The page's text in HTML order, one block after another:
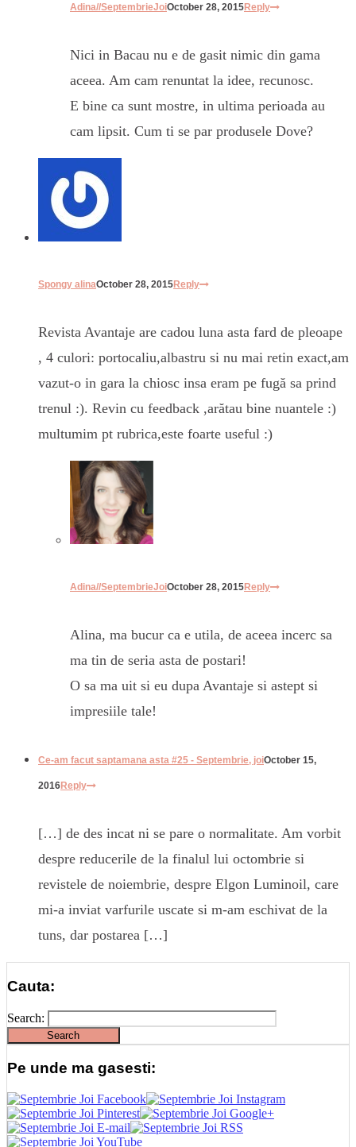
Adina//SeptembrieJoiOctober 28, 2015Reply
Nici in Bacau nu e de gasit nimic din gama
aceea. Am cam renuntat la idee, recunosc.
E bine ca sunt mostre, in ultima perioada au
cam lipsit. Cum ti se par produsele Dove?
Spongy alinaOctober 28, 2015Reply
Revista Avantaje are cadou luna asta fard de pleoape
, 4 culori: portocaliu,albastru si nu mai retin exact,am
vazut-o in gara la chiosc insa eram pe fugă sa prind
trenul :). Revin cu feedback ,arătau bine nuantele :)
multumim pt rubrica,este foarte useful :)
Adina//SeptembrieJoiOctober 28, 2015Reply
Alina, ma bucur ca e utila, de aceea incerc sa
ma tin de seria asta de postari!
O sa ma uit si eu dupa Avantaje si astept si
impresiile tale!
Ce-am facut saptamana asta #25 - Septembrie, joiOctober 15,
2016Reply
[…] de des incat ni se pare o normalitate. Am vorbit
despre reducerile de la finalul lui octombrie si
revistele de noiembrie, despre Elgon Luminoil, care
mi-a inviat varfurile uscate si m-am eschivat de la
tuns, dar postarea […]
Cauta:
Search:
Pe unde ma gasesti: